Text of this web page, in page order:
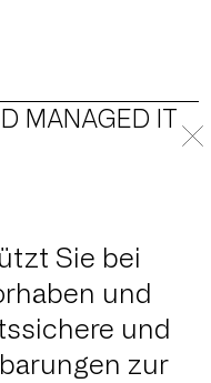
MANAGED IT
Sie bei
und
und
zur